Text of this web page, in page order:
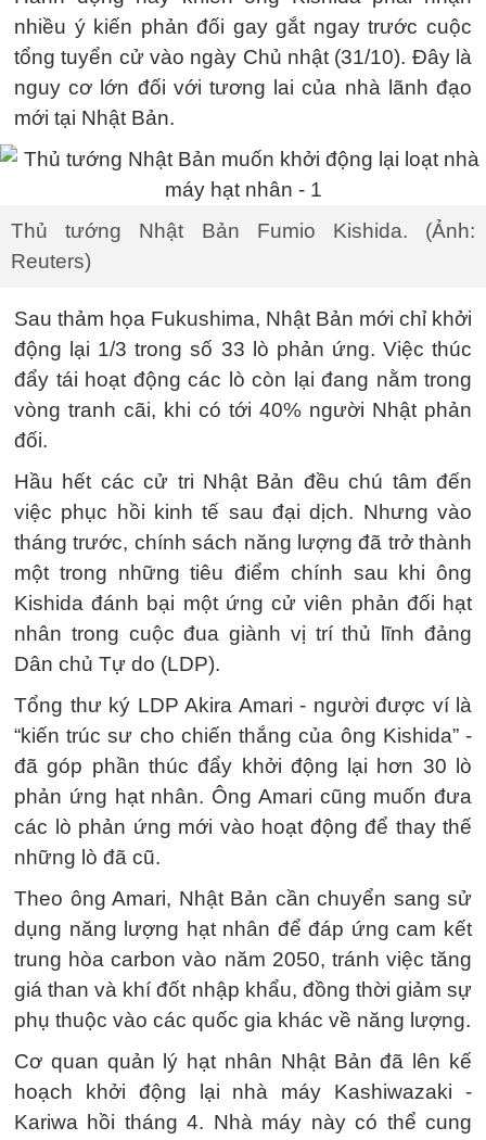
nhiều ý kiến phản đối gay gắt ngay trước cuộc
tổng tuyển cử vào ngày Chủ nhật (31/10). Đây là
nguy cơ lớn đối với tương lai của nhà lãnh đạo
mới tại Nhật Bản.
Thủ tướng Nhật Bản Fumio Kishida. (Ảnh:
Reuters)
Sau thảm họa Fukushima, Nhật Bản mới chỉ khởi
động lại 1/3 trong số 33 lò phản ứng. Việc thúc
đẩy tái hoạt động các lò còn lại đang nằm trong
vòng tranh cãi, khi có tới 40% người Nhật phản
đối.
Hầu hết các cử tri Nhật Bản đều chú tâm đến
việc phục hồi kinh tế sau đại dịch. Nhưng vào
tháng trước, chính sách năng lượng đã trở thành
một trong những tiêu điểm chính sau khi ông
Kishida đánh bại một ứng cử viên phản đối hạt
nhân trong cuộc đua giành vị trí thủ lĩnh đảng
Dân chủ Tự do (LDP).
Tổng thư ký LDP Akira Amari - người được ví là
“kiến trúc sư cho chiến thắng của ông Kishida” -
đã góp phần thúc đẩy khởi động lại hơn 30 lò
phản ứng hạt nhân. Ông Amari cũng muốn đưa
các lò phản ứng mới vào hoạt động để thay thế
những lò đã cũ.
Theo ông Amari, Nhật Bản cần chuyển sang sử
dụng năng lượng hạt nhân để đáp ứng cam kết
trung hòa carbon vào năm 2050, tránh việc tăng
giá than và khí đốt nhập khẩu, đồng thời giảm sự
phụ thuộc vào các quốc gia khác về năng lượng.
Cơ quan quản lý hạt nhân Nhật Bản đã lên kế
hoạch khởi động lại nhà máy Kashiwazaki -
Kariwa hồi tháng 4. Nhà máy này có thể cung